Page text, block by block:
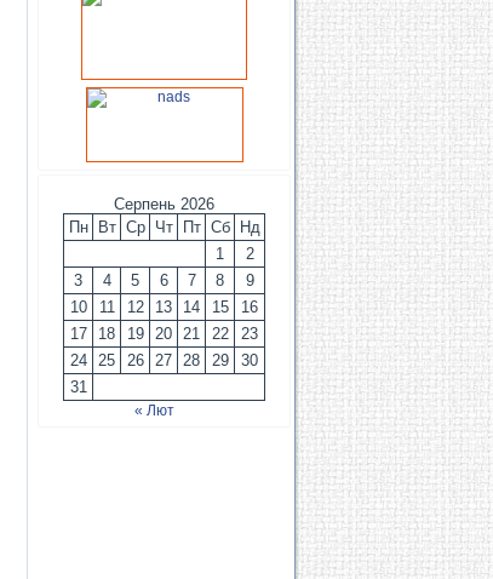
Серпень 2026
Пн
Вт Ср Чт Пт Сб
Нд
1
2
3
4 5 6 7 8
9
10
11 12 13 14 15
16
17
18 19 20 21 22
23
24
25 26 27 28 29
30
31
« Лют